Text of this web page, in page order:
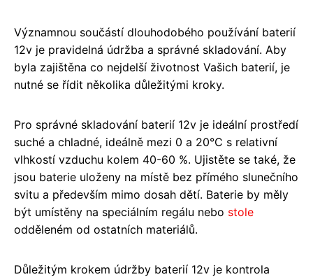
Významnou součástí dlouhodobého používání baterií
12v je pravidelná údržba a správné skladování. Aby
byla zajištěna co nejdelší životnost Vašich baterií, je
nutné se řídit několika důležitými kroky.
Pro správné skladování baterií 12v je ideální prostředí
suché a chladné, ideálně mezi 0 a 20°C s relativní
vlhkostí vzduchu kolem 40-60 %. Ujistěte se také, že
jsou baterie uloženy na místě bez přímého slunečního
svitu a především mimo dosah dětí. Baterie by měly
být umístěny na speciálním regálu nebo stole
odděleném od ostatních materiálů.
Důležitým krokem údržby baterií 12v je kontrola